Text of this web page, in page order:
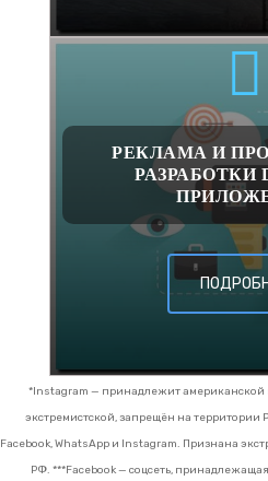
РЕКЛАМА И
РАЗРАБОТКИ
*Instagram — принадлежит американской
экстремистской, запрещён на территории
Facebook, WhatsApp и Instagram. Признана
РФ. ***Facebook — соцсеть,